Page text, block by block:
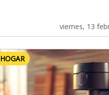
viernes, 13
HOGAR